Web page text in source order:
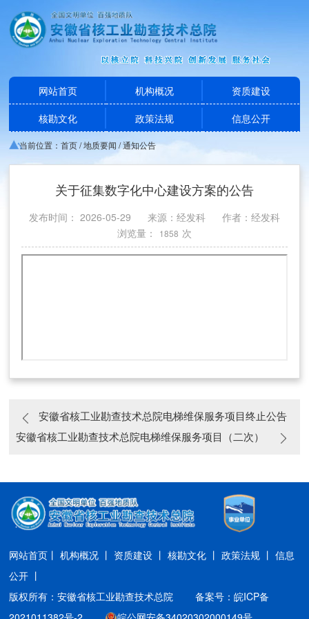
网站首页 机构概况
资质建设
核勘文化
政策法规 信息公开
当前位置：首页/地质要闻 /通知公告
关于征集数字化中心建设方案的公告
发布时间： 2026-05-29 来源：经发科
作者：经发科
浏览量：
1858 次
安徽省核工业勘查技术总院电梯维保服务项目终止公告
安徽省核工业勘查技术总院电梯维保服务项目（二次）
网站首页丨 机构概况 丨 资质建设 丨 核勘文化 丨 政策法规 丨 信息
公开 丨
版权所有：安徽省核工业勘查技术总院备案号：皖ICP备